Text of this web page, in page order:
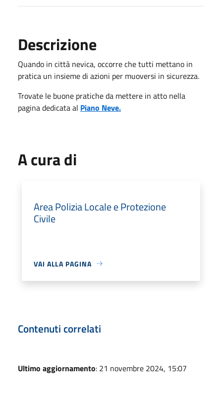
Descrizione
Quando in città nevica, occorre che tutti mettano in
pratica un insieme di azioni per muoversi in sicurezza.
Trovate le buone pratiche da mettere in atto nella
pagina dedicata al Piano Neve.
A cura di
Area Polizia Locale e Protezione
Civile
VAI ALLA PAGINA
Contenuti correlati
Ultimo aggiornamento: 21 novembre 2024, 15:07